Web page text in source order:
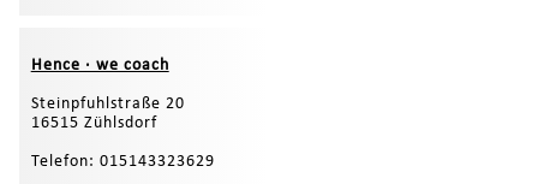
Hence · we coach
Steinpfuhlstraße 20
16515 Zühlsdorf
Telefon: 015143323629